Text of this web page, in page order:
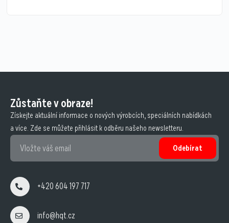
Zůstaňte v obraze!
Získejte aktuální informace o nových výrobcích, speciálních nabídkách
a více. Zde se můžete přihlásit k odběru našeho newsletteru.
Odebírat
+420 604 197 717
info@hqt.cz